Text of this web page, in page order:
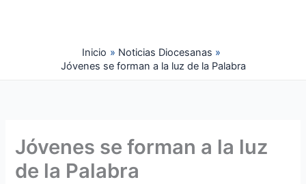
Inicio
Noticias Diocesanas
Jóvenes se forman a la luz de la Palabra
Jóvenes se forman a la luz
de la Palabra